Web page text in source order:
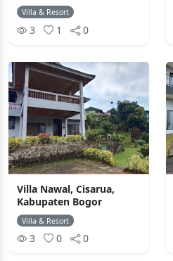
Villa & Resort
3 1 0
Villa Nawal, Cisarua,
Kabupaten Bogor
Villa & Resort
3 0 0